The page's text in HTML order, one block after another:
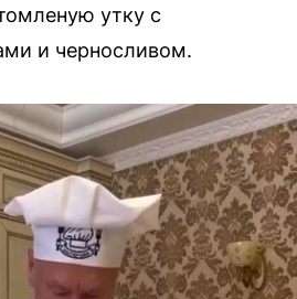
утку с
и черносливом.